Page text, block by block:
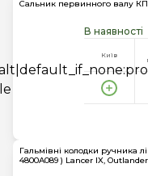
Сальник первинного валу
В наявності
Київ
Гальмівні колодки ручника
4800A089 ) Lancer IX, Outlander